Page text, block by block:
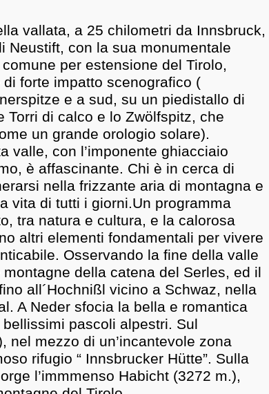
vallata, a 25 chilometri da Innsbruck,
Neustift, con la sua monumentale
per estensione del Tirolo,
forte impatto scenografico (
e a sud, su un piedistallo di
Torri di calco e lo Zwölfspitz, che
un grande orologio solare).
valle, con l’imponente ghiacciaio
è affascinante. Chi è in cerca di
nella frizzante aria di montagna e
vita di tutti i giorni.Un programma
tra natura e cultura, e la calorosa
altri elementi fondamentali per vivere
Osservando la fine della valle
della catena del Serles, ed il
all´Hochnißl vicino a Schwaz, nella
A Neder sfocia la bella e romantica
pascoli alpestri. Sul
nel mezzo di un’incantevole zona
rifugio “ Innsbrucker Hütte”. Sulla
l’immmenso Habicht (3272 m.),